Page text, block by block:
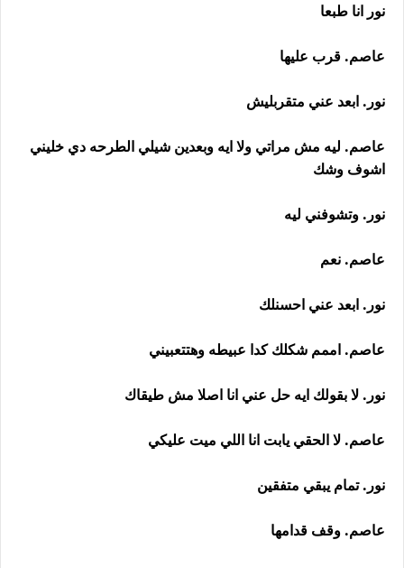
نور انا طبعا
عاصم. قرب عليها
نور. ابعد عني متقربليش
عاصم. ليه مش مراتي ولا ايه وبعدين شيلي الطرحه دي خليني
اشوف وشك
نور. وتشوفني ليه
عاصم. نعم
نور. ابعد عني احسنلك
عاصم. اممم شكلك كدا عبيطه وهتتعبيني
نور. لا بقولك ايه حل عني انا اصلا مش طيقاك
عاصم. لا الحقي يابت انا اللي ميت عليكي
نور. تمام يبقي متفقين
عاصم. وقف قدامها